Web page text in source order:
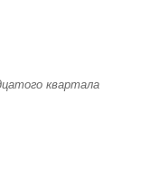
квартала